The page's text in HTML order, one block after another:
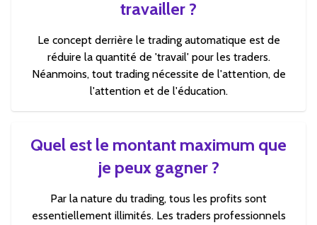
travailler ?
Le concept derrière le trading automatique est de
réduire la quantité de 'travail' pour les traders.
Néanmoins, tout trading nécessite de l'attention, de
l'attention et de l'éducation.
Quel est le montant maximum que
je peux gagner ?
Par la nature du trading, tous les profits sont
essentiellement illimités. Les traders professionnels